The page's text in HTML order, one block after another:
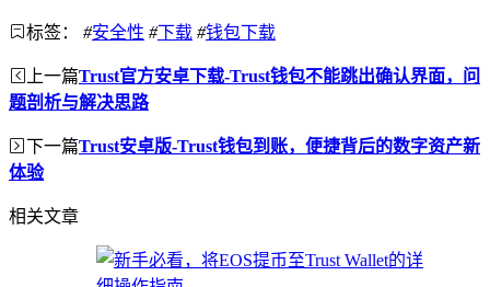
标签： #安全性 #下载 #钱包下载
上一篇Trust官方安卓下载-Trust钱包不能跳出确认界面，问
题剖析与解决思路
下一篇Trust安卓版-Trust钱包到账，便捷背后的数字资产新
体验
相关文章